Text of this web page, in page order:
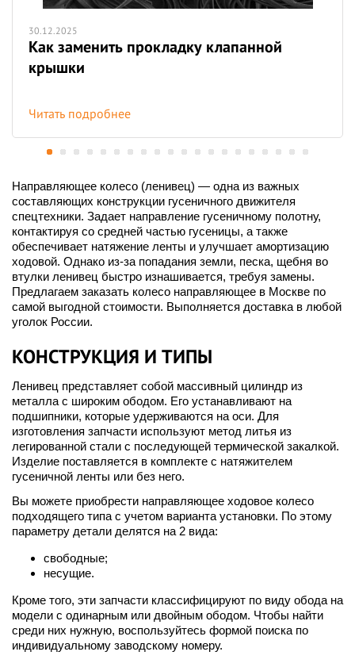
30.12.2025
Как заменить прокладку клапанной
крышки
Читать подробнее
Направляющее колесо (ленивец) — одна из важных
составляющих конструкции гусеничного движителя
спецтехники. Задает направление гусеничному полотну,
контактируя со средней частью гусеницы, а также
обеспечивает натяжение ленты и улучшает амортизацию
ходовой. Однако из-за попадания земли, песка, щебня во
втулки ленивец быстро изнашивается, требуя замены.
Предлагаем заказать колесо направляющее в Москве по
самой выгодной стоимости. Выполняется доставка в любой
уголок России.
КОНСТРУКЦИЯ И ТИПЫ
Ленивец представляет собой массивный цилиндр из
металла с широким ободом. Его устанавливают на
подшипники, которые удерживаются на оси. Для
изготовления запчасти используют метод литья из
легированной стали с последующей термической закалкой.
Изделие поставляется в комплекте с натяжителем
гусеничной ленты или без него.
Вы можете приобрести направляющее ходовое колесо
подходящего типа с учетом варианта установки. По этому
параметру детали делятся на 2 вида:
свободные;
несущие.
Кроме того, эти запчасти классифицируют по виду обода на
модели с одинарным или двойным ободом. Чтобы найти
среди них нужную, воспользуйтесь формой поиска по
индивидуальному заводскому номеру.